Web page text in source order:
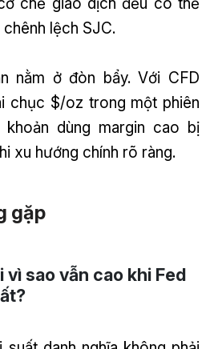
lệch SJC.
nằm ở đòn bẩy. Với CFD
chục $/oz trong một phiên
dùng margin cao bị
xu hướng chính rõ ràng.
gặp
vì sao vẫn cao khi Fed